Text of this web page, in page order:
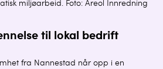
miljøarbeid. Foto: Areol Innredning
til lokal bedrift
fra Nannestad når opp i en